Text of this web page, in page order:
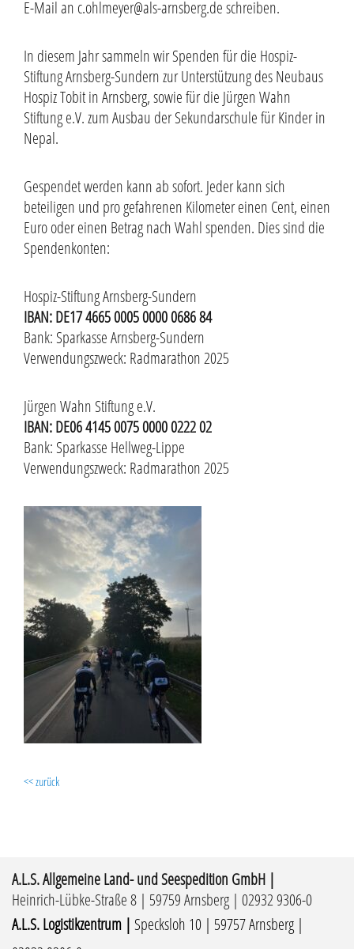
E-Mail an c.ohlmeyer@als-arnsberg.de schreiben.
In diesem Jahr sammeln wir Spenden für die Hospiz-
Stiftung Arnsberg-Sundern zur Unterstützung des Neubaus
Hospiz Tobit in Arnsberg, sowie für die Jürgen Wahn
Stiftung e.V. zum Ausbau der Sekundarschule für Kinder in
Nepal.
Gespendet werden kann ab sofort. Jeder kann sich
beteiligen und pro gefahrenen Kilometer einen Cent, einen
Euro oder einen Betrag nach Wahl spenden. Dies sind die
Spendenkonten:
Hospiz-Stiftung Arnsberg-Sundern
IBAN: DE17 4665 0005 0000 0686 84
Bank: Sparkasse Arnsberg-Sundern
Verwendungszweck: Radmarathon 2025
Jürgen Wahn Stiftung e.V.
IBAN: DE06 4145 0075 0000 0222 02
Bank: Sparkasse Hellweg-Lippe
Verwendungszweck: Radmarathon 2025
<< zurück
A.L.S. Allgemeine Land- und Seespedition GmbH |
Heinrich-Lübke-Straße 8 | 59759 Arnsberg | 02932 9306-0
A.L.S. Logistikzentrum | Specksloh 10 | 59757 Arnsberg |